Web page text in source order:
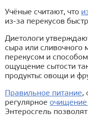
Учёные считают, что
из-за перекусов
Диетологи
сыра или сливочного
перекусом и
ощущение сытости
продукты: овощи и
Правильное питание,
регулярное очищение
Энтеросгель